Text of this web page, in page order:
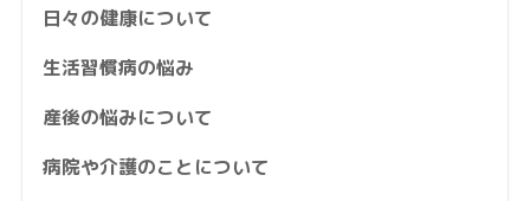
日々の健康について
生活習慣病の悩み
産後の悩みについて
病院や介護のことについて